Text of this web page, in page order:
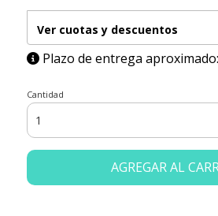
Ver cuotas y descuentos
Plazo de entrega
Cantidad
AGREGAR AL